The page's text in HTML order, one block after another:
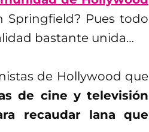
Springfield? Pues todo
bastante unida…
de Hollywood que
de cine y televisión
recaudar lana que